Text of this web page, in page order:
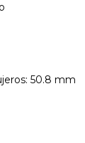
50.8 mm